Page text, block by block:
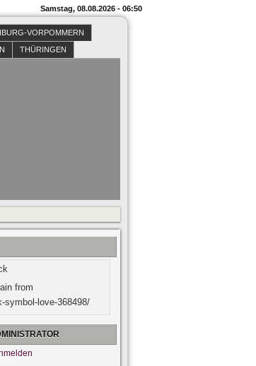
Samstag, 08.08.2026 - 06:50
VORPOMMERN
THÜRINGEN
from
symbol-love-368498/